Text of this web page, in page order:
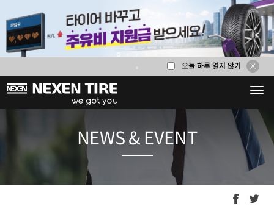
5
오늘 하루 열지 않기